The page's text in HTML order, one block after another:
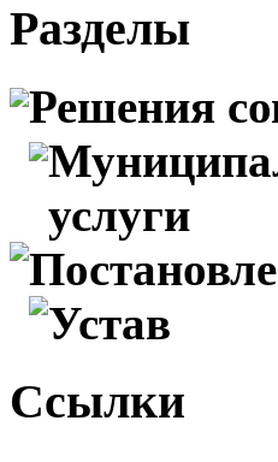
Разделы
Решения
услуги
Устав
Ссылки